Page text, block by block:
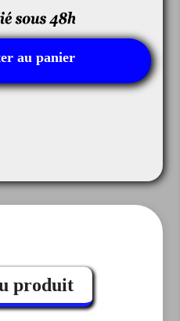
au panier
produit